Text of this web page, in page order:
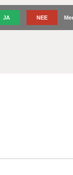
JA NEE